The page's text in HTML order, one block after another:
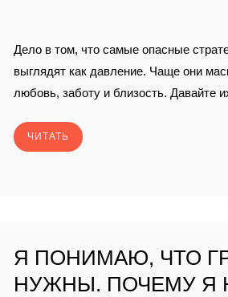
Дело в том, что самые опасные
выглядят как давление. Чаще они
любовь, заботу и близость. Давайте
ЧИТАТЬ
Я ПОНИМАЮ, ЧТО
НУЖНЫ. ПОЧЕМУ Я